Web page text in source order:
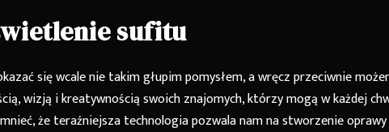
sufitu
się wcale nie takim głupim pomysłem, a wręcz przeciwnie
wizją i kreatywnością swoich znajomych, którzy mogą w każdej
że teraźniejsza technologia pozwala nam na stworzenie